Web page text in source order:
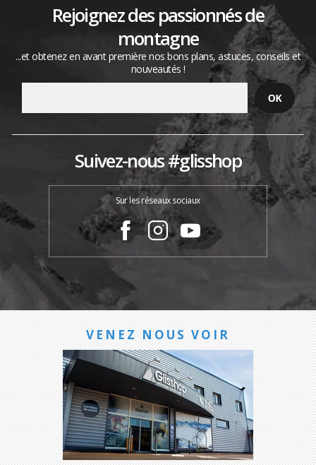
Rejoignez des passionnés de
montagne
...et obtenez en avant première nos bons plans, astuces, conseils et
nouveautés !
Suivez-nous #glisshop
Sur les réseaux sociaux
VENEZ NOUS VOIR